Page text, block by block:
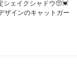
シェイクシャドウ🥺💓
ザインのキャットガー